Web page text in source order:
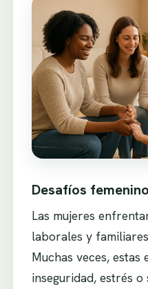
Desafíos
Las mujeres
laborales y
Muchas veces, estas
inseguridad, estrés